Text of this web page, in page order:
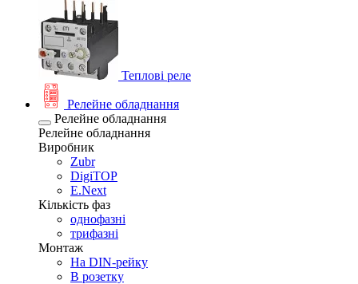
Теплові реле
Релейне обладнання
Релейне обладнання
Релейне обладнання
Виробник
Zubr
DigiTOP
E.Next
Кількість фаз
однофазні
трифазні
Монтаж
На DIN-рейку
В розетку